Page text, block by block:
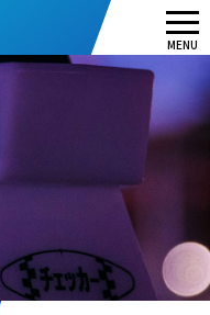
メ
ー
MENU